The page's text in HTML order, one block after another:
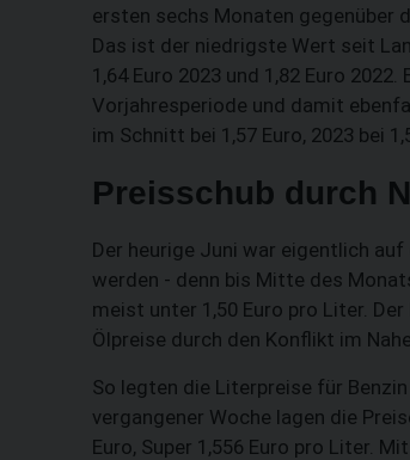
ersten sechs Monaten gegenüber
Das ist der niedrigste Wert seit
1,64 Euro 2023 und 1,82 Euro
Vorjahresperiode und damit
im Schnitt bei 1,57 Euro, 2023 bei
Preisschub durch
Der heurige Juni war eigentlich
werden - denn bis Mitte des
meist unter 1,50 Euro pro Liter.
Ölpreise durch den Konflikt im
So legten die Literpreise für
vergangener Woche lagen die
Euro, Super 1,556 Euro pro Liter.